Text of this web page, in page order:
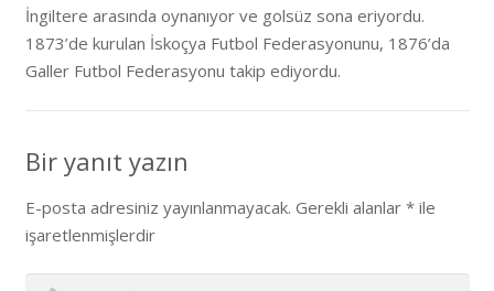
İngiltere arasında oynanıyor ve golsüz sona eriyordu.
1873’de kurulan İskoçya Futbol Federasyonunu, 1876’da
Galler Futbol Federasyonu takip ediyordu.
Bir yanıt yazın
E-posta adresiniz yayınlanmayacak. Gerekli alanlar *ile
işaretlenmişlerdir